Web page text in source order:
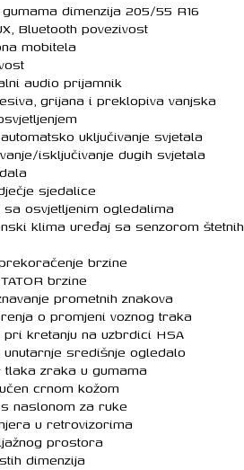
gumama dimenzija 205/55 R16
Bluetooth povezivost
mobitela
audio prijamnik
grijana i preklopiva vanjska
uključivanje svjetala
isključivanje dugih svjetala
sjedalice
sa osvjetljenim ogledalima
klima uređaj sa senzorom štetnih
brzine
brzine
prometnih znakova
o promjeni voznog traka
pri kretanju na uzbrdici HSA
unutarnje središnje ogledalo
tlaka zraka u gumama
crnom kožom
naslonom za ruke
u retrovizorima
prostora
dimenzija